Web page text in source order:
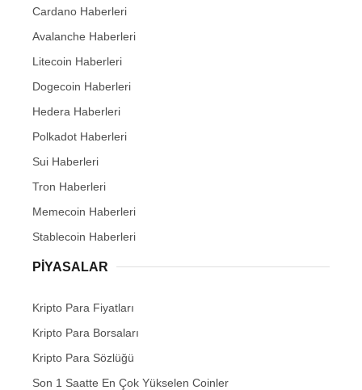
Cardano Haberleri
Avalanche Haberleri
Litecoin Haberleri
Dogecoin Haberleri
Hedera Haberleri
Polkadot Haberleri
Sui Haberleri
Tron Haberleri
Memecoin Haberleri
Stablecoin Haberleri
PIYASALAR
Kripto Para Fiyatları
Kripto Para Borsaları
Kripto Para Sözlüğü
Son 1 Saatte En Çok Yükselen Coinler